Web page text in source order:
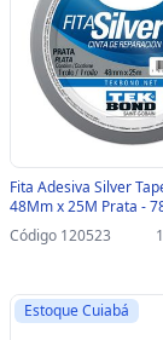
Fita Adesiva Silver
48Mm x 25M Prata -
78072708256
Código 120523
Estoque Cuiabá